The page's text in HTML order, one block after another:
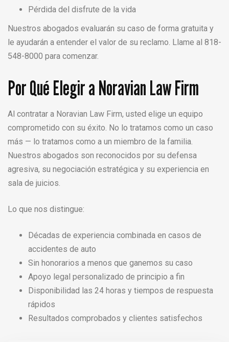
Pérdida del disfrute de la vida
Nuestros abogados evaluarán su caso de forma gratuita y
le ayudarán a entender el valor de su reclamo. Llame al 818-
548-8000 para comenzar.
Por Qué Elegir a Noravian Law Firm
Al contratar a Noravian Law Firm, usted elige un equipo
comprometido con su éxito. No lo tratamos como un caso
más — lo tratamos como a un miembro de la familia.
Nuestros abogados son reconocidos por su defensa
agresiva, su negociación estratégica y su experiencia en
sala de juicios.
Lo que nos distingue:
Décadas de experiencia combinada en casos de
accidentes de auto
Sin honorarios a menos que ganemos su caso
Apoyo legal personalizado de principio a fin
Disponibilidad las 24 horas y tiempos de respuesta
rápidos
Resultados comprobados y clientes satisfechos